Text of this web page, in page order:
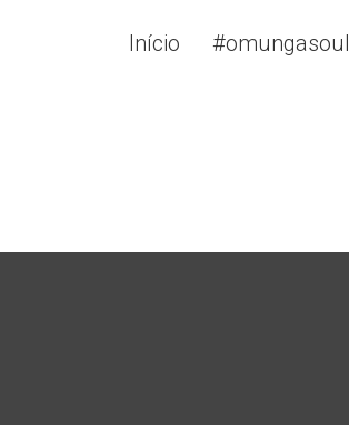
Início #omungasoul